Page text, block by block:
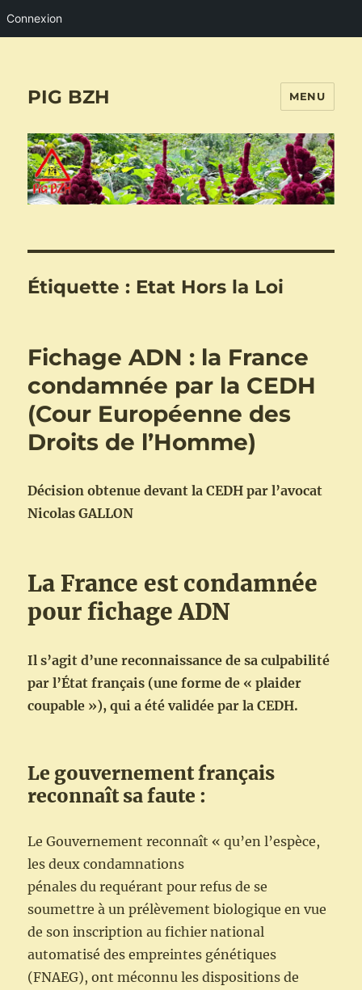
Connexion
PIG BZH MENU
Étiquette : Etat Hors la Loi
Fichage ADN : la France
condamnée par la CEDH
(Cour Européenne des
Droits de l’Homme)
Décision obtenue devant la CEDH par l’avocat
Nicolas GALLON
La France est condamnée
pour fichage ADN
Il s’agit d’une reconnaissance de sa culpabilité
par l’État français (une forme de « plaider
coupable »), qui a été validée par la CEDH.
Le gouvernement français
reconnaît sa faute :
Le Gouvernement reconnaît « qu’en l’espèce,
les deux condamnations
pénales du requérant pour refus de se
soumettre à un prélèvement biologiqueen vue
de son inscription au fichier national
automatisé des empreintes génétiques
(FNAEG), ont méconnu les dispositions de